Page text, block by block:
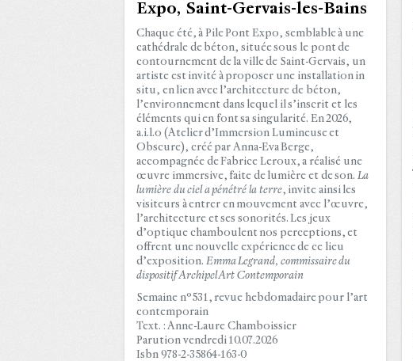
Expo, Saint-Gervais-les-Bains
Chaque été, à Pile Pont Expo, semblable à une
cathédrale de béton, située sous le pont de
contournement de la ville de Saint-Gervais, un
artiste est invité à proposer une installation in
situ, en lien avec l’architecture de béton,
l’environnement dans lequel il s’inscrit et les
éléments qui en font sa singularité. En 2026,
a.i.l.o (Atelier d’Immersion Lumineuse et
Obscure), créé par Anna-Eva Berge,
accompagnée de Fabrice Leroux, a réalisé une
œuvre immersive, faite de lumière et de son. La
lumière du ciel a pénétré la terre, invite ainsi les
visiteurs à entrer en mouvement avec l’œuvre,
l’architecture et ses sonorités. Les jeux
d’optique chamboulent nos perceptions, et
offrent une nouvelle expérience de ce lieu
d’exposition. Emma Legrand, commissaire du
dispositif Archipel Art Contemporain
Semaine n°531, revue hebdomadaire pour l’art
contemporain
Text. : Anne-Laure Chamboissier
Parution vendredi 10.07.2026
Isbn 978-2-35864-163-0